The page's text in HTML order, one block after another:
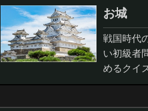
お城
戦国時代
い初級者
めるクイ